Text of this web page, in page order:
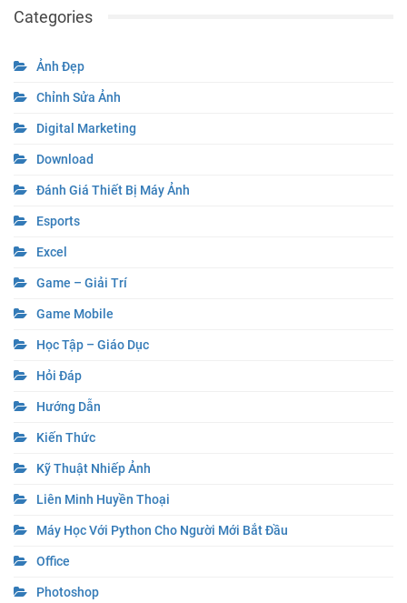
Categories
Ảnh Đẹp
Chỉnh Sửa Ảnh
Digital Marketing
Download
Đánh Giá Thiết Bị Máy Ảnh
Esports
Excel
Game – Giải Trí
Game Mobile
Học Tập – Giáo Dục
Hỏi Đáp
Hướng Dẫn
Kiến Thức
Kỹ Thuật Nhiếp Ảnh
Liên Minh Huyền Thoại
Máy Học Với Python Cho Người Mới Bắt Đầu
Office
Photoshop